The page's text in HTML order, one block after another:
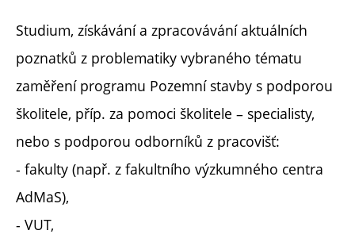
Studium, získávání a zpracovávání aktuálních
poznatků z problematiky vybraného tématu
zaměření programu Pozemní stavby s podporou
školitele, příp. za pomoci školitele – specialisty,
nebo s podporou odborníků z pracovišť:
- fakulty (např. z fakultního výzkumného centra
AdMaS),
- VUT,